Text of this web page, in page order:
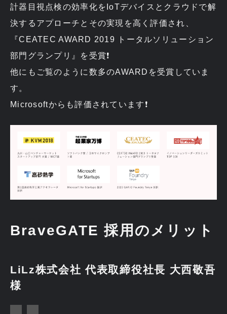
計器目視点検の効率化をIoTデバイスとクラウドで解
決するアプローチとその実現を高く評価され、
『CEATEC AWARD 2019 トータルソリューション
部門グランプリ』を受賞❗
他にもご覧のように数多のAWARDを受賞していま
す。
Microsoftからも評価されています❗
BraveGATE 採用のメリット
LiLz株式会社 代表取締役社長 大西敬吾
様